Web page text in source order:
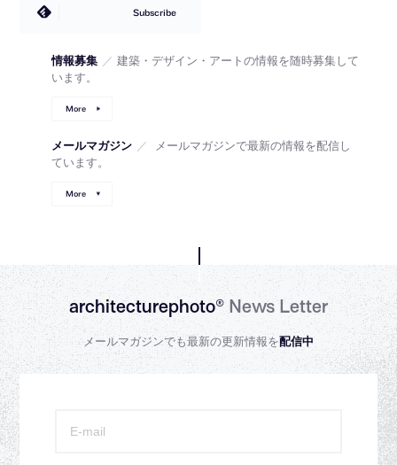
Subscribe
情報募集 ／ 建築・デザイン・アートの情報を随時募集して
います。
More
メールマガジン ／
メールマガジンで最新の情報を配信し
ています。
More
architecturephoto®News Letter
メールマガジンでも最新の更新情報を配信中